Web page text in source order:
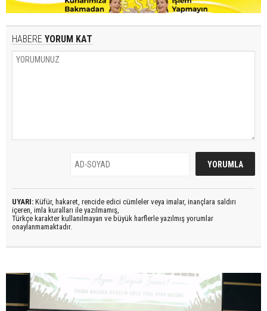
HABERE YORUM KAT
UYARI: Küfür, hakaret, rencide edici cümleler veya imalar, inançlara saldırı
içeren, imla kuralları ile yazılmamış,
Türkçe karakter kullanılmayan ve büyük harflerle yazılmış yorumlar
onaylanmamaktadır.